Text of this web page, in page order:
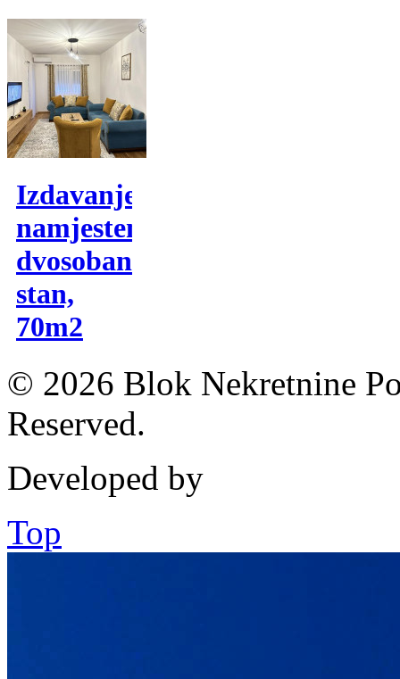
Izdavanje,
namjesten
dvosoban
stan,
70m2
© 2026 Blok Nekretnine
Reserved.
Developed by
Top